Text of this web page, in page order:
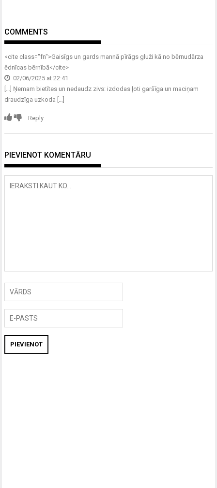
COMMENTS
<cite class="fn">Gaisīgs un gards mannā pīrāgs gluži kā no bērnudārza
ēdnīcas bērnībā</cite>
02/06/2025 at 22:41
[…] Ņemam bietītes un nedaudz zivs: izdodas ļoti garšīga un maciņam
draudzīga uzkoda […]
Reply
PIEVIENOT KOMENTĀRU